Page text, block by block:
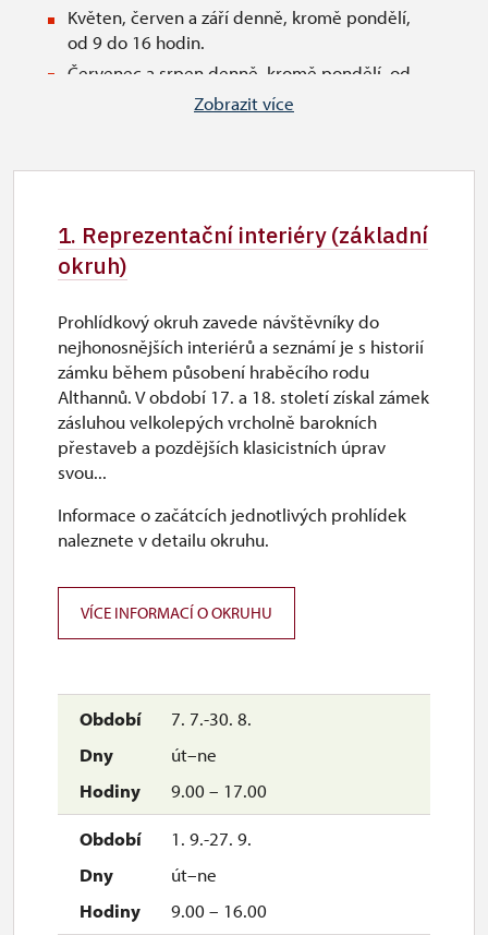
Květen, červen a září denně, kromě pondělí,
od 9 do 16 hodin.
Červenec a srpen denně, kromě pondělí, od
9 do 17 hodin.
nepravidelný.
Čas označující ukončení otevírací doby je časem
Před zahájením prohlídky je třeba, abyste se
shromáždili u kašny na druhém nádvoří, odkud pak
vstupuje na prohlídkové trasy.
Státní svátky:
V případě státního svátku v pondělí, máme zavřeno
v úterý.
Polední přestávka v okrajových měsících - duben,
květen, červen, září a říjen (prodejna
Četnost prohlídek (začátky prohlídek):
Duben až říjen - čas nástupu na prohlídku určuje
pokladní dle provozních možností a zájmu
návštěvníků. Prohlídky mohou začínat v intervalech
10 minut až 1 hodiny.
Zobrazit více
1. Reprezentační interiéry (základní
okruh)
7. 7.-30. 8.
út–ne
9.00 – 17.00
1. 9.-27. 9.
út–ne
9.00 – 16.00
Prohlídkový okruh zavede návštěvníky do
nejhonosnějších interiérů a seznámí je s historií
zámku během působení hraběcího rodu
Althannů. V období 17. a 18. století získal zámek
zásluhou velkolepých vrcholně barokních
přestaveb a pozdějších klasicistních úprav
svou...
Informace o začátcích jednotlivých prohlídek
naleznete v detailu okruhu.
VÍCE INFORMACÍ O OKRUHU